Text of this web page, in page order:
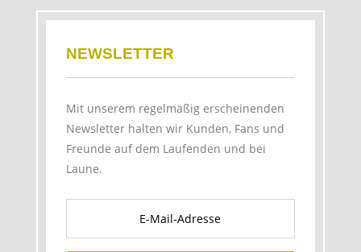
NEWSLETTER
Mit unserem regelmäßig erscheinenden
Newsletter halten wir Kunden, Fans und
Freunde auf dem Laufenden und bei
Laune.